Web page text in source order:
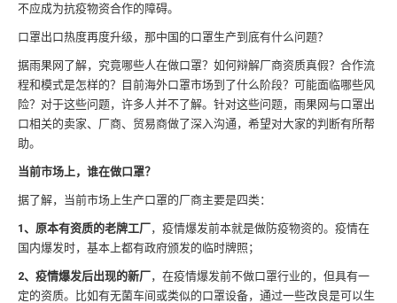
不应成为抗疫物资合作的障碍。
口罩出口热度再度升级，那中国的口罩生产到底有什么问题？
据雨果网了解，究竟哪些人在做口罩？如何辩解厂商资质真假？合作流
程和模式是怎样的？目前海外口罩市场到了什么阶段？可能面临哪些风
险？对于这些问题，许多人并不了解。针对这些问题，雨果网与口罩出
口相关的卖家、厂商、贸易商做了深入沟通，希望对大家的判断有所帮
助。
当前市场上，谁在做口罩？
据了解，当前市场上生产口罩的厂商主要是四类：
1、原本有资质的老牌工厂，疫情爆发前本就是做防疫物资的。疫情在
国内爆发时，基本上都有政府颁发的临时牌照；
2、疫情爆发后出现的新厂，在疫情爆发前不做口罩行业的，但具有一
定的资质。比如有无菌车间或类似的口罩设备，通过一些改良是可以生